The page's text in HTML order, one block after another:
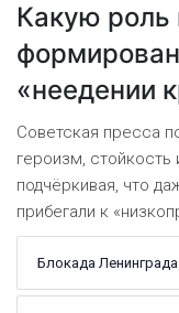
Какую роль
«неедении
Советская пресса
героизм, стойкость
подчёркивая, что
прибегали к
Блокада Ленинграда